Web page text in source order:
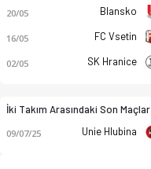
20/05 Blansko
16/05 FC Vsetin
02/05 SK Hranice
İki Takım Arasındaki Son Maçlar
09/07/25 Unie Hlubina